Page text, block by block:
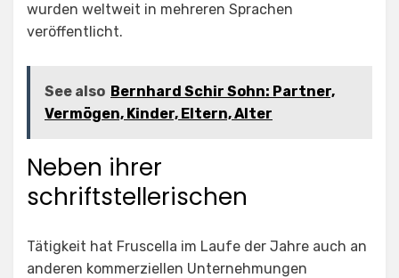
wurden weltweit in mehreren Sprachen
veröffentlicht.
See also Bernhard Schir Sohn: Partner,
Vermögen, Kinder, Eltern, Alter
Neben ihrer
schriftstellerischen
Tätigkeit hat Fruscella im Laufe der Jahre auch an
anderen kommerziellen Unternehmungen